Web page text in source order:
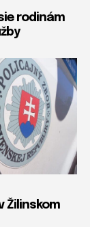
rodinám
Žilinskom